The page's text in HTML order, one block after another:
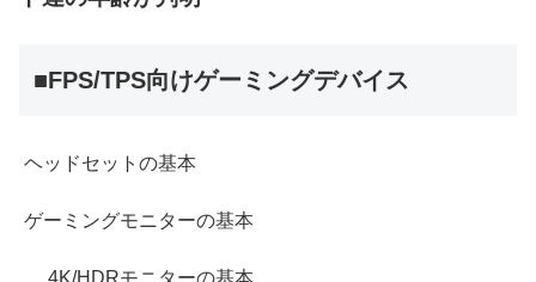
■FPS/TPS向けゲーミングデバイス
ヘッドセットの基本
ゲーミングモニターの基本